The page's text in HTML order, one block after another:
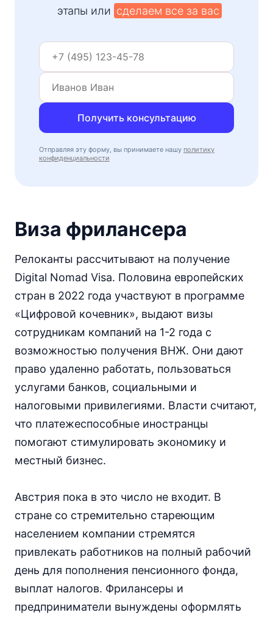
этапы или сделаем все за вас
Получить консультацию
Отправляя эту форму, вы принимаете нашу политику
конфиденциальности
Виза фрилансера
Релоканты рассчитывают на получение
Digital Nomad Visa. Половина европейских
стран в 2022 года участвуют в программе
«Цифровой кочевник», выдают визы
сотрудникам компаний на 1-2 года с
возможностью получения ВНЖ. Они дают
право удаленно работать, пользоваться
услугами банков, социальными и
налоговыми привилегиями. Власти считают,
что платежеспособные иностранцы
помогают стимулировать экономику и
местный бизнес.
Австрия пока в это число не входит. В
стране со стремительно стареющим
населением компании стремятся
привлекать работников на полный рабочий
день для пополнения пенсионного фонда,
выплат налогов. Фрилансеры и
предприниматели вынуждены оформлять